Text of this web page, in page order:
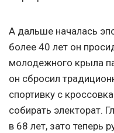
А дальше началась
более 40 лет он
молодежного крыла
он сбросил
спортивку с
собирать электорат.
в 68 лет, зато теперь